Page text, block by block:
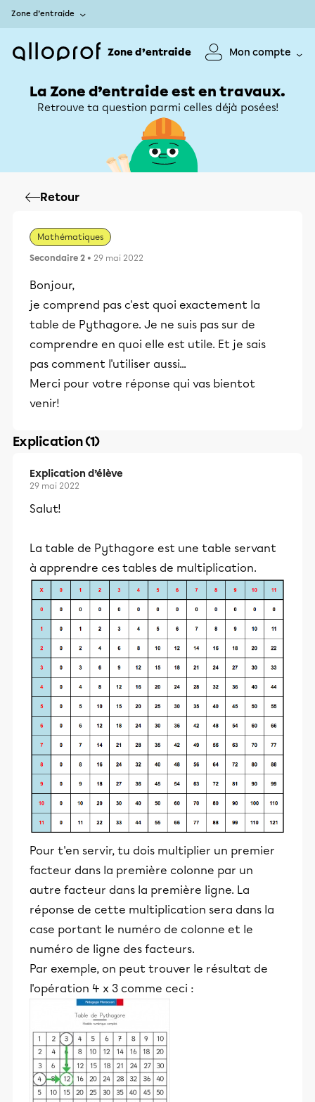
Zone d’entraide
Zone d’entraide Mon compte
La Zone d’entraide est en travaux.
Retrouve ta question parmi celles déjà posées!
Retour
Mathématiques
Secondaire 2 • 29 mai 2022
Bonjour,
je comprend pas c'est quoi exactement la
table de Pythagore. Je ne suis pas sur de
comprendre en quoi elle est utile. Et je sais
pas comment l'utiliser aussi...
Merci pour votre réponse qui vas bientot
venir!
Explication (1)
Explication d’élève
29 mai 2022
Salut!
La table de Pythagore est une table servant
à apprendre ces tables de multiplication.
Pour t'en servir, tu dois multiplier un premier
facteur dans la première colonne par un
autre facteur dans la première ligne. La
réponse de cette multiplication sera dans la
case portant le numéro de colonne et le
numéro de ligne des facteurs.
Par exemple, on peut trouver le résultat de
l'opération 4 x 3 comme ceci :